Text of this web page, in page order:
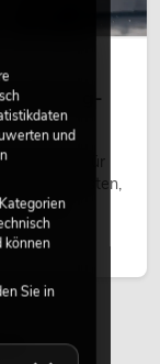
Moving-
für
Stadtfesten,
und
und
können
Sie in